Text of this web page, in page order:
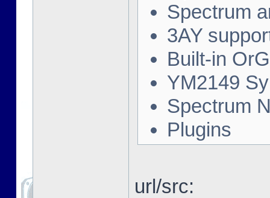
Spectrum
3AY
Built-in
YM2149
Spectrum
Plugins
url/src: